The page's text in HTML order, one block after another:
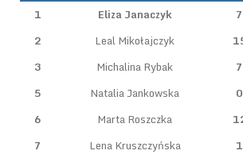
1 Eliza Janaczyk 7
2
Leal Mikołajczyk
3
Michalina Rybak 7
5
Natalia Jankowska 0
6
Marta Roszczka
7
Lena Kruszczyńska 1